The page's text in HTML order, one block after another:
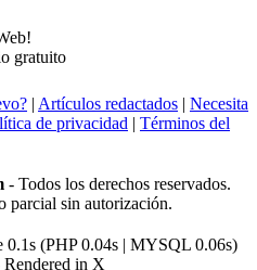
gratuito
| Artículos redactados | Necesita
de privacidad | Términos del
- Todos los derechos reservados.
parcial sin autorización.
0.1s (PHP 0.04s | MYSQL 0.06s)
in X